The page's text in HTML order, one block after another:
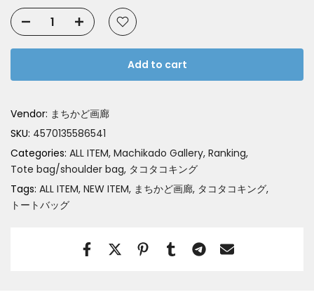
Add to cart
Vendor: まちかど画廊
SKU: 4570135586541
Categories: ALL ITEM Machikado Gallery Ranking
Tote bag/shoulder bag タコタコキング
Tags: ALL ITEM NEW ITEM まちかど画廊 タコタコキング
トートバッグ